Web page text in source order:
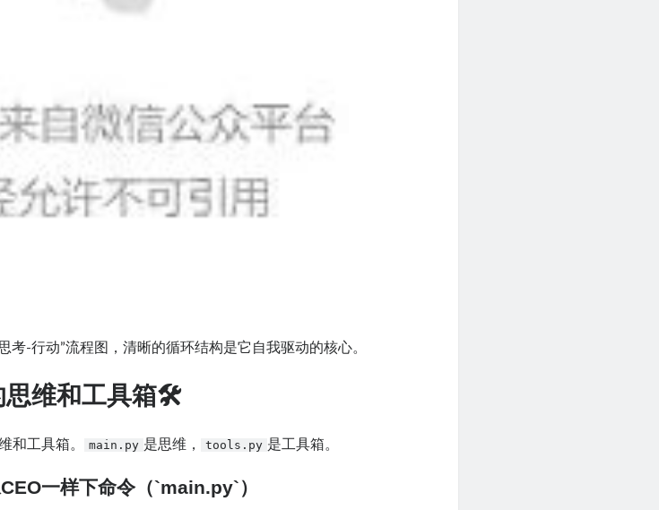
考-行动”流程图，清晰的循环结构是它自我驱动的核心。
思维和工具箱🛠️
和工具箱。 main.py 是思维， tools.py 是工具箱。
一样下命令（`main.py`）